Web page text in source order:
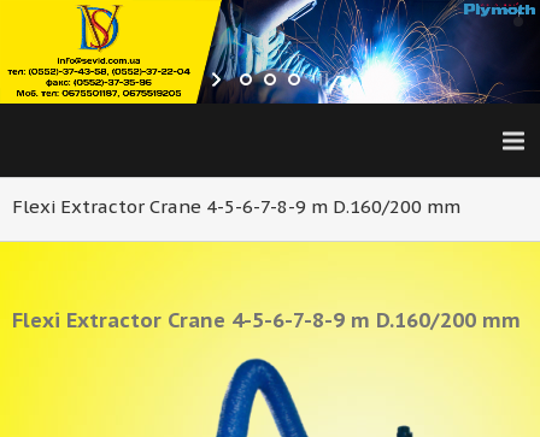
Flexi Extractor Crane 4-5-6-7-8-9 m D.160/200 mm
Flexi Extractor Crane 4-5-6-7-8-9 m D.160/200 mm